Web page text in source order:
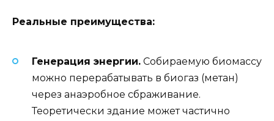
Реальные преимущества:
Генерация энергии. Собираемую биомассу
можно перерабатывать в биогаз (метан)
через анаэробное сбраживание.
Теоретически здание может частично